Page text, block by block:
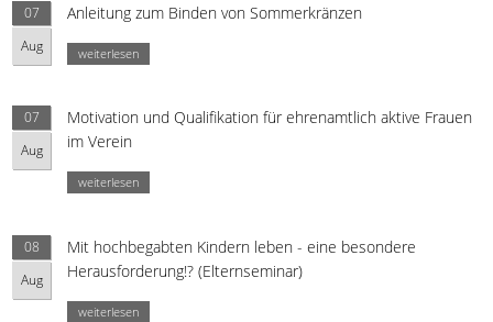
07
Aug
Anleitung zum Binden von Sommerkränzen
weiterlesen
07
Aug
Motivation und Qualifikation für ehrenamtlich aktive Frauen
im Verein
weiterlesen
08
Aug
Mit hochbegabten Kindern leben - eine besondere
Herausforderung!? (Elternseminar)
weiterlesen